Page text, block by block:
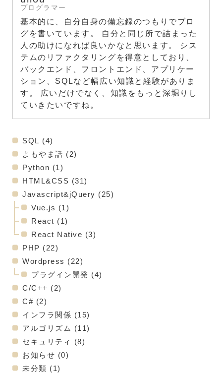
プログラマー
基本的に、自分自身の備忘録のつもりでブロ
グを書いています。 自分と同じ所で詰まった
人の助けになれば良いかなと思います。 シス
テムのリファクタリングを得意としており、
バックエンド、フロントエンド、アプリケー
ション、SQLなど幅広い知識と経験がありま
す。 広いだけでなく、知識をもっと深堀りし
ていきたいですね。
SQL (4)
よもやま話 (2)
Python (1)
HTML&CSS (31)
Javascript&jQuery (25)
Vue.js (1)
React (1)
React Native (3)
PHP (22)
Wordpress (22)
プラグイン開発 (4)
C/C++ (2)
C# (2)
インフラ関係 (15)
アルゴリズム (11)
セキュリティ
(8)
お知らせ (0)
未分類 (1)